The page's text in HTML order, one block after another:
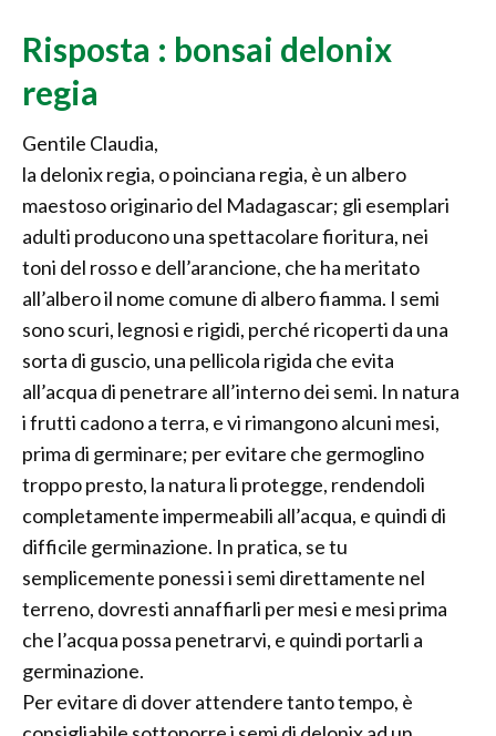
Risposta : bonsai delonix
regia
Gentile Claudia,
la delonix regia, o poinciana regia, è un albero
maestoso originario del Madagascar; gli esemplari
adulti producono una spettacolare fioritura, nei
toni del rosso e dell’arancione, che ha meritato
all’albero il nome comune di albero fiamma. I semi
sono scuri, legnosi e rigidi, perché ricoperti da una
sorta di guscio, una pellicola rigida che evita
all’acqua di penetrare all’interno dei semi. In natura
i frutti cadono a terra, e vi rimangono alcuni mesi,
prima di germinare; per evitare che germoglino
troppo presto, la natura li protegge, rendendoli
completamente impermeabili all’acqua, e quindi di
difficile germinazione. In pratica, se tu
semplicemente ponessi i semi direttamente nel
terreno, dovresti annaffiarli per mesi e mesi prima
che l’acqua possa penetrarvi, e quindi portarli a
germinazione.
Per evitare di dover attendere tanto tempo, è